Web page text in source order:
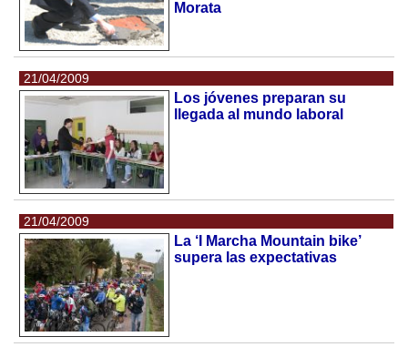
Morata
21/04/2009
Los jóvenes preparan su
llegada al mundo laboral
21/04/2009
La ‘I Marcha Mountain bike’
supera las expectativas